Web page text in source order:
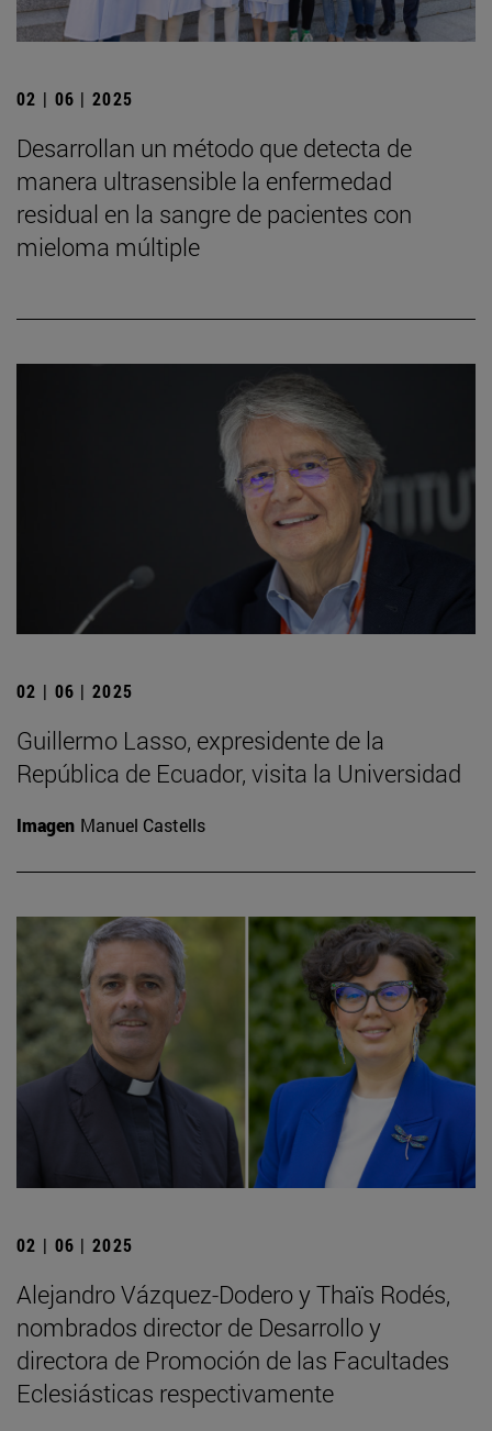
02 | 06 | 2025
Desarrollan un método que detecta de
manera ultrasensible la enfermedad
residual en la sangre de pacientes con
mieloma múltiple
02 | 06 | 2025
Guillermo Lasso, expresidente de la
República de Ecuador, visita la Universidad
Imagen Manuel Castells
02 | 06 | 2025
Alejandro Vázquez-Dodero y Thaïs Rodés,
nombrados director de Desarrollo y
directora de Promoción de las Facultades
Eclesiásticas respectivamente